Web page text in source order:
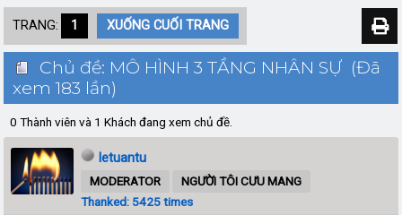
TRANG: 1 XUỐNG CUỐI TRANG
Chủ đề: MÔ HÌNH 3 TẦNG NHÂN SỰ (Đã
xem 183 lần)
0 Thành viên và 1 Khách đang xem chủ đề.
letuantu
MODERATOR
NGƯỜI TÔI CƯU MANG
Thanked: 5425 times